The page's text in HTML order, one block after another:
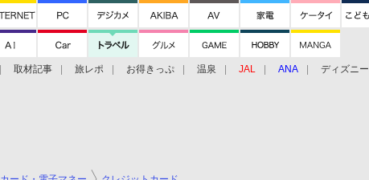
取材記事 旅レポ お得きっぷ 温泉 JAL ANA ディズニー